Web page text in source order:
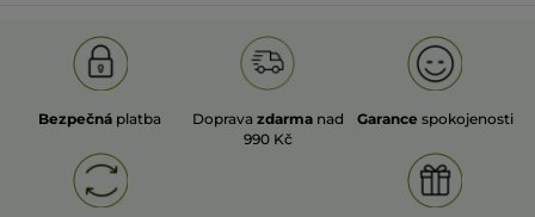
Bezpečná platba Doprava zdarma nad
990 Kč
Garance spokojenosti